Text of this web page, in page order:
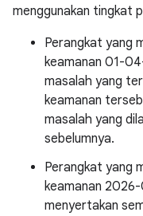
menggunakan tingkat
Perangkat yang
keamanan 01-
masalah yang
keamanan
masalah yang
sebelumnya.
Perangkat yang
keamanan
menyertakan